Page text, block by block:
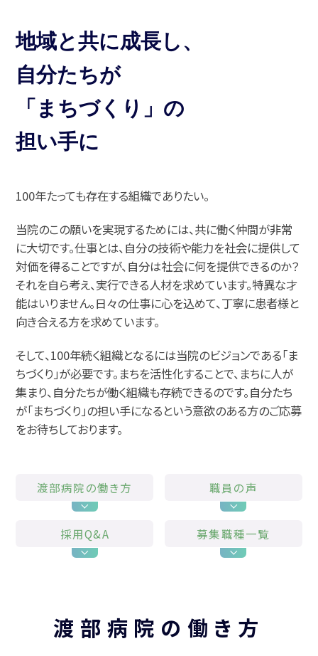
地域と共に成長し、
自分たちが
「まちづくり」の
担い手に
100年たっても存在する組織でありたい。
当院のこの願いを実現するためには、共に働く仲間が非常
に大切です。仕事とは、自分の技術や能力を社会に提供して
対価を得ることですが、自分は社会に何を提供できるのか？
それを自ら考え、実行できる人材を求めています。特異な才
能はいりません。日々の仕事に心を込めて、丁寧に患者様と
向き合える方を求めています。
そして、100年続く組織となるには当院のビジョンである「ま
ちづくり」が必要です。 まちを活性化することで、まちに人が
集まり、自分たちが働く組織も存続できるのです。自分たち
が「まちづくり」の担い手になるという意欲のある方のご応募
をお待ちしております。
渡部病院の働き方 職員の声
採用Q&A 募集職種一覧
渡部病院の働き方